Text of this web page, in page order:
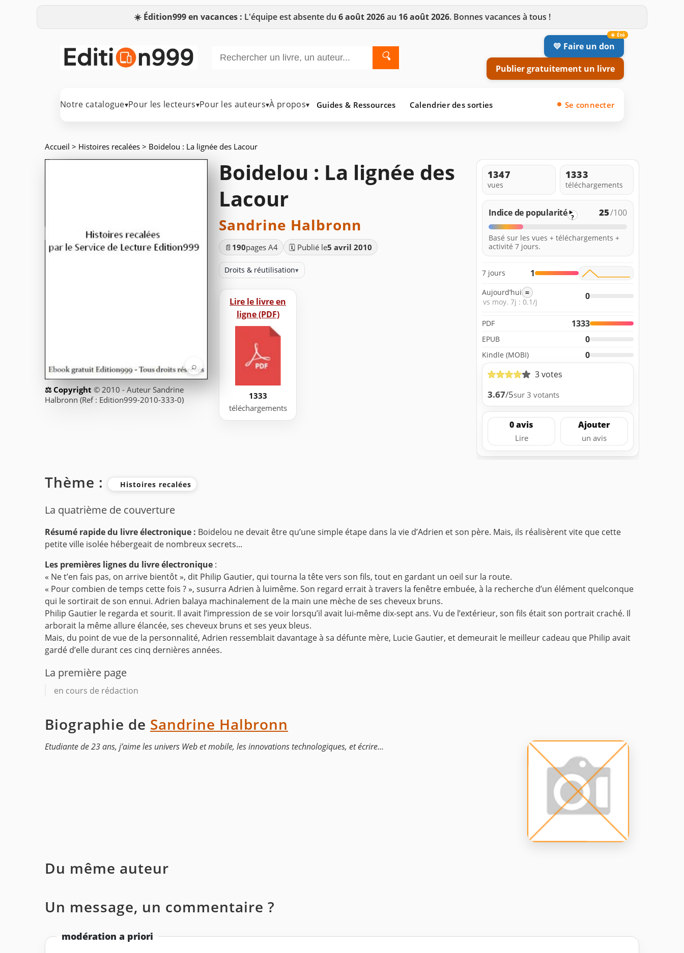
☀️ Édition999 en vacances : L'équipe est absente du 6 août 2026au 16 août 2026. Bonnes vacances à tous !
🔍
💛 Faire un don
Publier gratuitement un livre
Notre catalogue▾Pour les lecteurs▾Pour les auteurs▾À propos▾ Guides & Ressources Calendrier des sorties Se connecter
Accueil > Histoires recalées > Boidelou : La lignée des Lacour
⌕
© 2010 - Auteur Sandrine
Halbronn (Ref : Edition999-2010-333-0)
Boidelou : La lignée des
Lacour
Sandrine Halbronn
📄 190pages A4 🗓️ Publié le5 avril 2010
Droits & réutilisation▾
Lire le livre en
ligne (PDF)
1333
téléchargements
1347
vues
1333
téléchargements
Indice de popularité ? 25/100
Basé sur les vues + téléchargements +
activité 7 jours.
7 jours 1
Aujourd’hui =
vs moy. 7j : 0.1/j
0
PDF 1333
EPUB 0
Kindle (MOBI)
0
3 votes
3.67/5sur 3 votants
0 avis
Lire
Ajouter
un avis
Thème : Histoires recalées
La quatrième de couverture
Résumé rapide du livre électronique : Boidelou ne devait être qu’une simple étape dans la vie d’Adrien et son père. Mais, ils réalisèrent vite que cette
petite ville isolée hébergeait de nombreux secrets...
Les premières lignes du livre électronique :
« Ne t’en fais pas, on arrive bientôt », dit Philip Gautier, qui tourna la tête vers son fils, tout en gardant un oeil sur la route.
« Pour combien de temps cette fois ? », susurra Adrien à luimême. Son regard errait à travers la fenêtre embuée, à la recherche d’un élément quelconque
qui le sortirait de son ennui. Adrien balaya machinalement de la main une mèche de ses cheveux bruns.
Philip Gautier le regarda et sourit. Il avait l’impression de se voir lorsqu’il avait lui-même dix-sept ans. Vu de l’extérieur, son fils était son portrait craché. Il
arborait la même allure élancée, ses cheveux bruns et ses yeux bleus.
Mais, du point de vue de la personnalité, Adrien ressemblait davantage à sa défunte mère, Lucie Gautier, et demeurait le meilleur cadeau que Philip avait
gardé d’elle durant ces cinq dernières années.
La première page
en cours de rédaction
Biographie de Sandrine Halbronn
Etudiante de 23 ans, j’aime les univers Web et mobile, les innovations technologiques, et écrire...
Du même auteur
Un message, un commentaire ?
modération a priori